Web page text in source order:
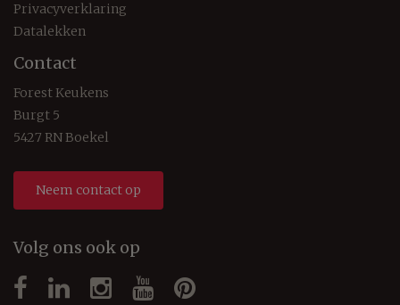
Privacyverklaring
Datalekken
Contact
Forest Keukens
Burgt 5
5427 RN Boekel
Neem contact op
Volg ons ook op